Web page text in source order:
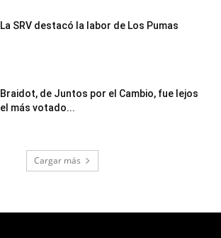
La SRV destacó la labor de Los Pumas
Braidot, de Juntos por el Cambio, fue lejos
el más votado...
Cargar más